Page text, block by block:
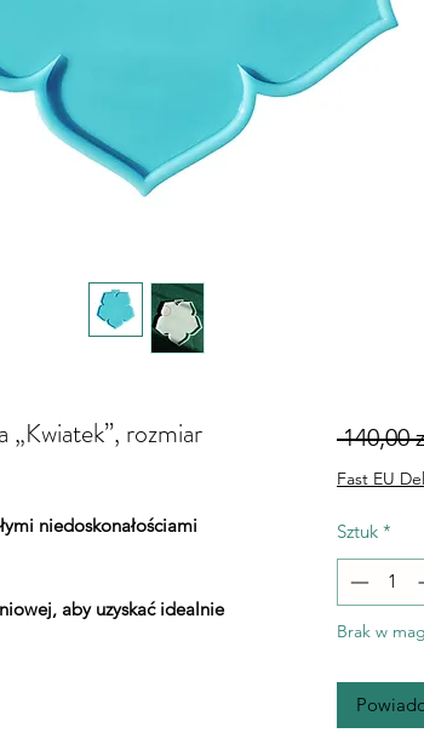
rozmiar
niedoskonałościami
aby uzyskać idealnie
140,00
Fast EU
Sztuk *
Brak w